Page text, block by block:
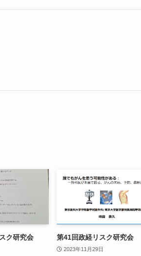
ク研究会 第41回政経リスク研究会
2023年11月29日